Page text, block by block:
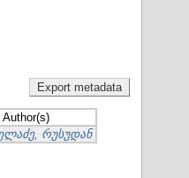
Author(s)
რუსუდან